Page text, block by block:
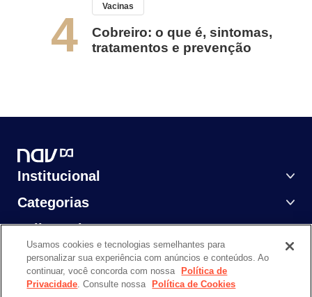
4
Vacinas
Cobreiro: o que é, sintomas,
tratamentos e prevenção
Institucional
Categorias
Saiba Mais
Usamos cookies e tecnologias semelhantes para
personalizar sua experiência com anúncios e conteúdos. Ao
continuar, você concorda com nossa
Política de
Privacidade. Consulte nossa Política de Cookies